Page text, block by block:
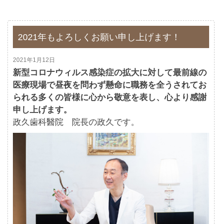
2021年もよろしくお願い申し上げます！
2021年1月12日
新型コロナウィルス感染症の拡大に対して最前線の
医療現場で昼夜を問わず懸命に職務を全うされてお
られる多くの皆様に心から敬意を表し、心より感謝
申し上げます。
政久歯科醫院 院長の政久です。